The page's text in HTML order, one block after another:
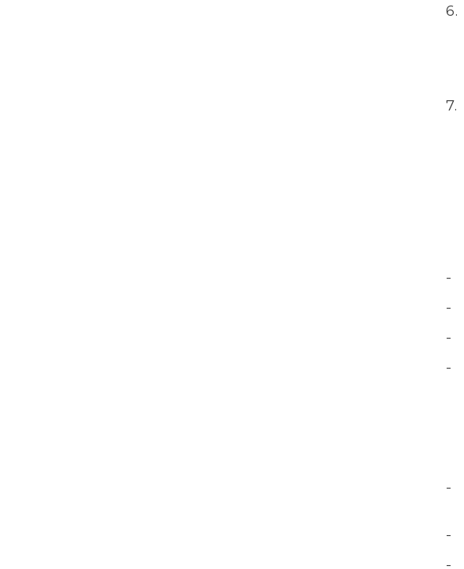
6.
7.
-
-
-
-
-
-
-